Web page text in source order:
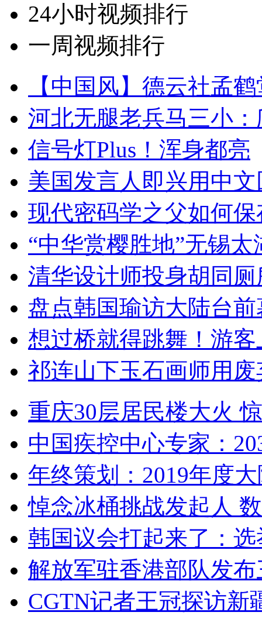
24小时视频排行
一周视频排行
【中国风】德云社孟
河北无腿老兵马三小
信号灯Plus！浑身都亮
美国发言人即兴用中
现代密码学之父如何
“中华赏樱胜地”无锡
清华设计师投身胡同
盘点韩国瑜访大陆台
想过桥就得跳舞！游客
祁连山下玉石画师用
重庆30层居民楼大火
中国疾控中心专家：
年终策划：2019年度
悼念冰桶挑战发起人
韩国议会打起来了：
解放军驻香港部队发
CGTN记者王冠探访新